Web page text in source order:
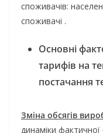
споживачів:
споживачі .
Основні
тарифів на
постачання
Зміна обсягів
динаміки